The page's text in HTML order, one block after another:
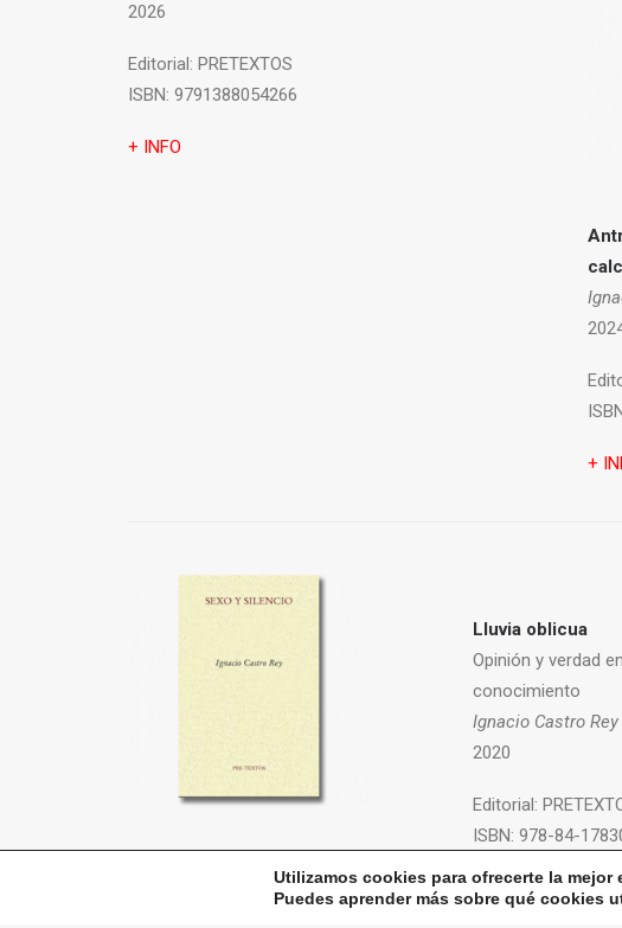
2026
Editorial: PRETEXTOS
ISBN: 9791388054266
+ INFO
+
Lluvia oblicua
Opinión y verdad
conocimiento
Ignacio Castro Rey
2020
Editorial:
ISBN: 978-84-
+ INFO
Utilizamos cookies para ofrecerte la mejor
Puedes aprender más sobre qué cookies